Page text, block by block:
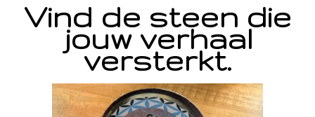
Vind de steen die
jouw verhaal
versterkt.